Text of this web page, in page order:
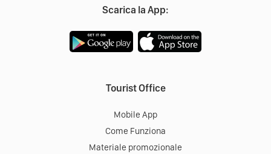
Scarica la App:
Tourist Office
Mobile App
Come Funziona
Materiale promozionale